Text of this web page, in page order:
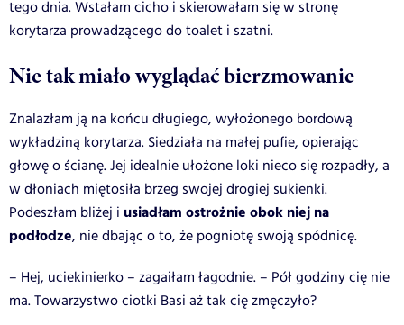
tego dnia. Wstałam cicho i skierowałam się w stronę
korytarza prowadzącego do toalet i szatni.
Nie tak miało wyglądać bierzmowanie
Znalazłam ją na końcu długiego, wyłożonego bordową
wykładziną korytarza. Siedziała na małej pufie, opierając
głowę o ścianę. Jej idealnie ułożone loki nieco się rozpadły, a
w dłoniach miętosiła brzeg swojej drogiej sukienki.
Podeszłam bliżej i usiadłam ostrożnie obok niej na
podłodze, nie dbając o to, że pogniotę swoją spódnicę.
– Hej, uciekinierko – zagaiłam łagodnie. – Pół godziny cię nie
ma. Towarzystwo ciotki Basi aż tak cię zmęczyło?